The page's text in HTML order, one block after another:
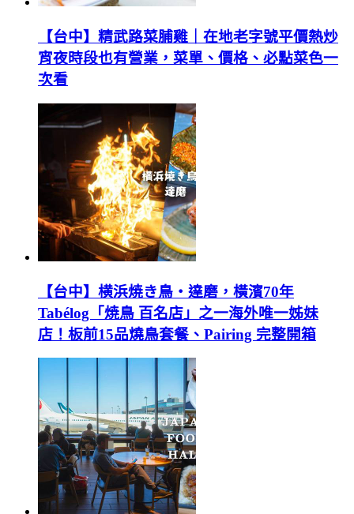
【台中】精武路菜脯雞｜在地老字號平價熱炒
宵夜時段也有營業，菜單、價格、必點菜色一
次看
【台中】横浜焼き鳥‧達磨，橫濱70年
Tabélog「焼鳥 百名店」之一海外唯一姊妹
店！板前15品燒鳥套餐、Pairing 完整開箱